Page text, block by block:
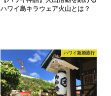
ハワイ島キラウェア火山とは？
ハワイ新婚旅行